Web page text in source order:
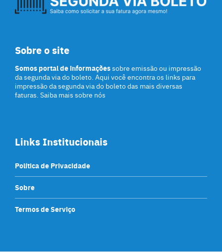
Sobre o site
Somos portal de informaçõessobre emissão ou impressão
da segunda via do boleto. Aqui você encontra os links para
impressão da segunda via do boleto das mais diversas
faturas. Saiba mais sobre nós
Links Institucionais
Política de Privacidade
Sobre
Termos de Serviço